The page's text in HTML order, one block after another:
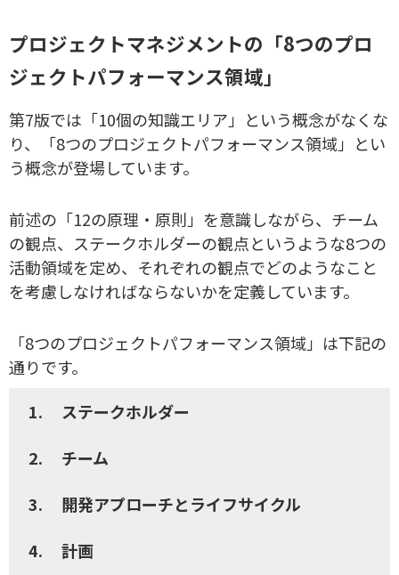
プロジェクトマネジメントの「8つのプロ
ジェクトパフォーマンス領域」
第7版では「10個の知識エリア」という概念がなくな
り、「8つのプロジェクトパフォーマンス領域」とい
う概念が登場しています。
前述の「12の原理・原則」を意識しながら、チーム
の観点、ステークホルダーの観点というような8つの
活動領域を定め、それぞれの観点でどのようなこと
を考慮しなければならないかを定義しています。
「8つのプロジェクトパフォーマンス領域」は下記の
通りです。
1.
ステークホルダー
2.
チーム
3.
開発アプローチとライフサイクル
4.
計画